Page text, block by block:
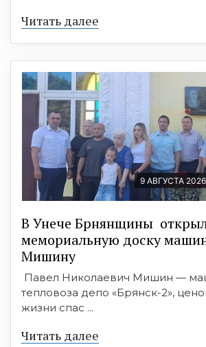
Читать далее
9 АВГУСТА
В Унече Брнянщины
мемориальную доску
Мишину
Павел Николаевич Мишин —
тепловоза депо «Брянск-2»,
жизни спас ...
Читать далее